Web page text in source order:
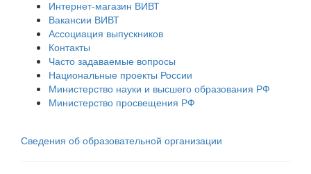
Интернет-магазин ВИВТ
Вакансии ВИВТ
Ассоциация выпускников
Контакты
Часто задаваемые вопросы
Национальные проекты России
Министерство науки и высшего образования РФ
Министерство просвещения РФ
Сведения об образовательной организации